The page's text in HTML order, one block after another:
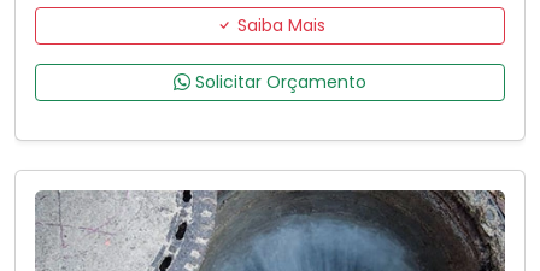
Saiba Mais
Solicitar Orçamento